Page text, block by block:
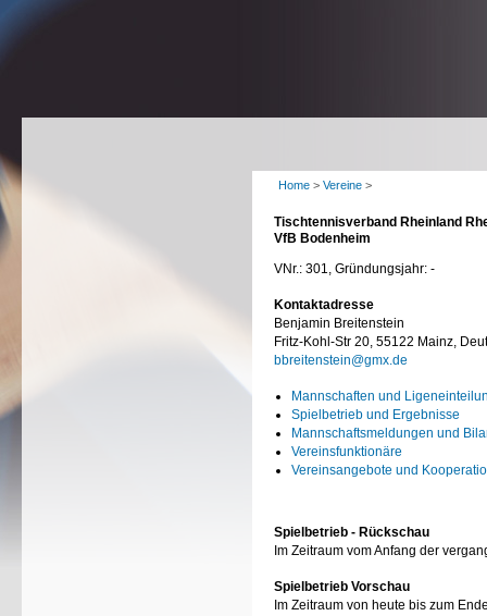
Home > Vereine >
Tischtennisverband Rheinland
VfB Bodenheim
VNr.: 301, Gründungsjahr: -
Kontaktadresse
Benjamin Breitenstein
Fritz-Kohl-Str 20, 55122 Mainz,
bbreitenstein@gmx.de
Mannschaften und
Spielbetrieb und Ergebnisse
Mannschaftsmeldungen und
Vereinsfunktionäre
Vereinsangebote und
Spielbetrieb - Rückschau
Im Zeitraum vom Anfang der
Spielbetrieb Vorschau
Im Zeitraum von heute bis zum